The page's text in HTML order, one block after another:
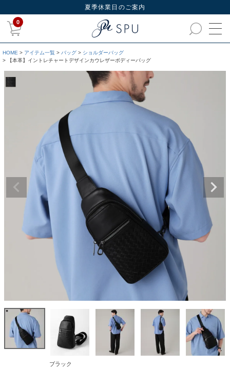
夏季休業日のご案内
0
HOME アイテム一覧 バッグ
ショルダーバッグ
【本革】イントレチャートデザインカウレザーボディーバッグ
ブラック